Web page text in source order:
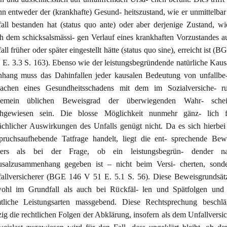
entweder der (krankhafte) Gesund- heitszustand, wie er
bestanden hat (status quo ante) oder aber derjenige Zustand,
dem schicksalsmässi- gen Verlauf eines krankhaften Vorzustandes
früher oder später eingestellt hätte (status quo sine), erreicht ist
E. 3.3 S. 163). Ebenso wie der leistungsbegründende natürliche
muss das Dahinfallen jeder kausalen Bedeutung von
eines Gesundheitsschadens mit dem im Sozialversiche-
üblichen Beweisgrad der überwiegenden Wahr-
sein. Die blosse Möglichkeit nunmehr gänz- lich
Auswirkungen des Unfalls genügt nicht. Da es sich
Tatfrage handelt, liegt die ent- sprechende
als bei der Frage, ob ein leistungsbegrün- dender
gegeben ist – nicht beim Versi- cherten,
(BGE 146 V 51 E. 5.1 S. 56). Diese
im Grundfall als auch bei Rückfäl- len und Spätfolgen
Leistungsarten massgebend. Diese Rechtsprechung
die rechtlichen Folgen der Abklärung, insofern als dem